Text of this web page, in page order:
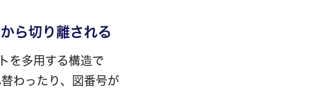
ら切り離される
を多用する構造で
わったり、図番号が